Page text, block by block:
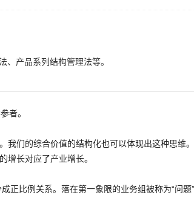
、产品系列结构管理法等。
者。
们的综合价值的结构化也可以体现出这种思维
增长对应了产业增长。
比例关系。落在第一象限的业务组被称为“问题